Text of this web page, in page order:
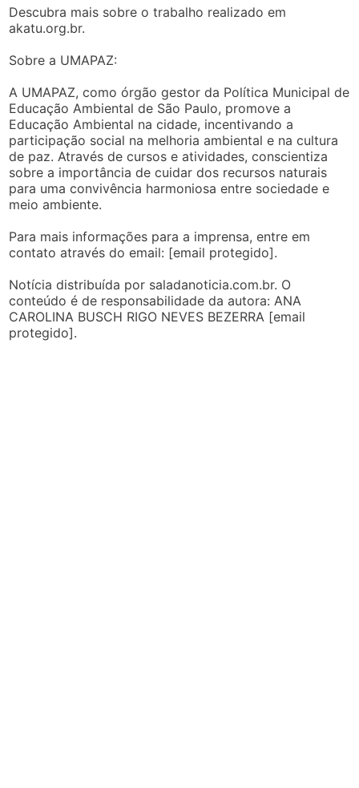
Descubra mais sobre o trabalho realizado em
akatu.org.br.
Sobre a UMAPAZ:
A UMAPAZ, como órgão gestor da Política Municipal de
Educação Ambiental de São Paulo, promove a
Educação Ambiental na cidade, incentivando a
participação social na melhoria ambiental e na cultura
de paz. Através de cursos e atividades, conscientiza
sobre a importância de cuidar dos recursos naturais
para uma convivência harmoniosa entre sociedade e
meio ambiente.
Para mais informações para a imprensa, entre em
contato através do email: [email protegido].
Notícia distribuída por saladanoticia.com.br. O
conteúdo é de responsabilidade da autora: ANA
CAROLINA BUSCH RIGO NEVES BEZERRA [email
protegido].